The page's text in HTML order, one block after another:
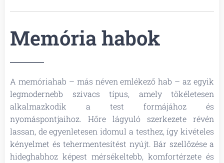
Memória habok
A memóriahab – más néven emlékező hab – az egyik
legmodernebb szivacs típus, amely tökéletesen
alkalmazkodik a test formájához és
nyomáspontjaihoz. Hőre lágyuló szerkezete révén
lassan, de egyenletesen idomul a testhez, így kivételes
kényelmet és tehermentesítést nyújt. Bár szellőzése a
hideghabhoz képest mérsékeltebb, komfortérzete és